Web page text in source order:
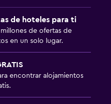
de hoteles para ti
de ofertas de
en un solo lugar.
encontrar alojamientos